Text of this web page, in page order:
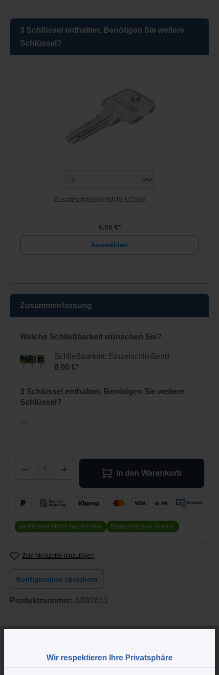
Zusammenfassung
Welche Schließbarkeit wünschen Sie?
Schließbarkeit: Einzelschließend
0,00 €*
3 Schlüssel enthalten. Benötigen Sie weitere
Schlüssel?
---
3 Schlüssel enthalten. Benötigen Sie weitere
Schlüssel?
Zusatzschlüssel ABUS EC550
6,50 €*
Auswählen
Produkt Anzahl: Gib den gewünschten
In den Warenkorb
zertifizierter ABUS Fachhändler Ersatzschlüssel-Service
Zum Merkzettel hinzufügen
Konfiguration speichern
Produktnummer: AB82613
Wir respektieren Ihre Privatsphäre